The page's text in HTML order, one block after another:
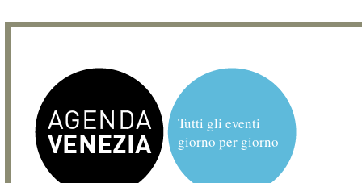
Tutti gli eventi
giorno per giorno